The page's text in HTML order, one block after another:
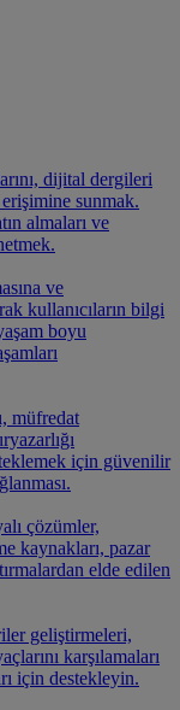
dijital dergileri
erişimine sunmak.
almaları ve
ve
kullanıcıların bilgi
boyu
müfredat
için güvenilir
çözümler,
kaynakları, pazar
elde edilen
geliştirmeleri,
karşılamaları
için destekleyin.